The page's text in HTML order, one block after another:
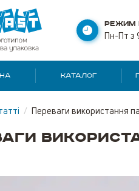
РЕЖИМ
Пн-Пт з
КАТАЛОГ
/ Переваги використання